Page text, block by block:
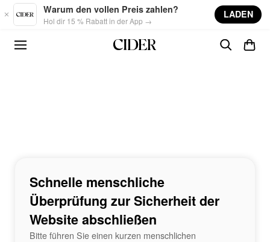
Skip to main content
Warum den vollen Preis zahlen?
Hol dir 15 % Rabatt in der App →
LADEN
Schnelle menschliche
Überprüfung zur Sicherheit der
Website abschließen
Bitte führen Sie einen kurzen menschlichen